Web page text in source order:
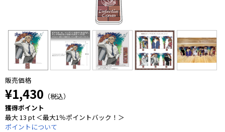
販売価格
¥1,430 （税込）
獲得ポイント
最大 13 pt ＜最大1％ポイントバック！＞
ポイントについて